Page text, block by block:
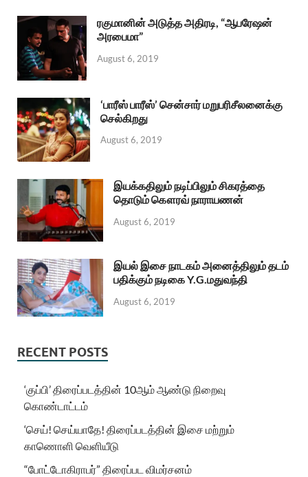
ரகுமானின் அடுத்த அதிரடி, “ஆபரேஷன்
அரபைமா”
August 6, 2019
‘பாரீஸ் பாரீஸ்’ சென்சார் மறுபரிசீலனைக்கு
செல்கிறது
August 6, 2019
இயக்கதிலும் நடிப்பிலும் சிகரத்தை
தொடும் கௌரவ் நாராயணன்
August 6, 2019
இயல் இசை நாடகம் அனைத்திலும் தடம்
பதிக்கும் நடிகை Y.G.மதுவந்தி
August 6, 2019
RECENT POSTS
‘குப்பி’ திரைப்படத்தின் 10ஆம் ஆண்டு நிறைவு
கொண்டாட்டம்
‘செய்! செய்யாதே! திரைப்படத்தின் இசை மற்றும்
காணொளி வெளியீடு
“போட்டோகிராபர்” திரைப்பட விமர்சனம்